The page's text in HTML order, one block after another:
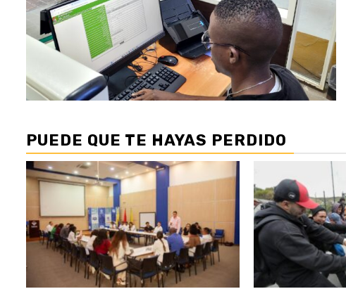
PUEDE QUE TE HAYAS PERDIDO